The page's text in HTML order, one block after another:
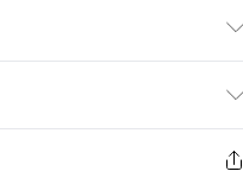
€5.99
€14.99